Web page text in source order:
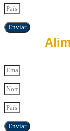
Enviar
Enviar